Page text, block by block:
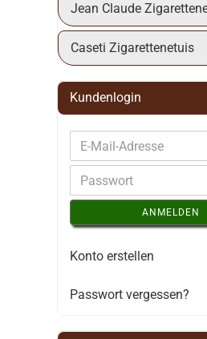
Jean Claude
Caseti Zigarettenetuis
Kundenlogin
ANMELDEN
Konto erstellen
Passwort vergessen?